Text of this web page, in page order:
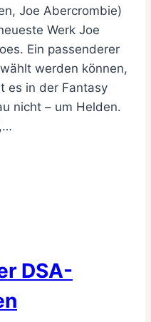
Joe Abercrombie)
Werk Joe
Ein passenderer
werden können,
es in der Fantasy
nicht – um Helden.
DSA-